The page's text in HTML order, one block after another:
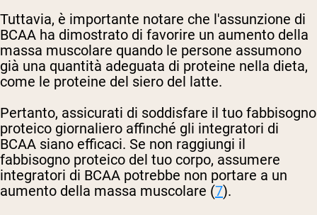
Tuttavia, è importante notare che l'assunzione di
BCAA ha dimostrato di favorire un aumento della
massa muscolare quando le persone assumono
già una quantità adeguata di proteine nella dieta,
come le proteine del siero del latte.
Pertanto, assicurati di soddisfare il tuo fabbisogno
proteico giornaliero affinché gli integratori di
BCAA siano efficaci. Se non raggiungi il
fabbisogno proteico del tuo corpo, assumere
integratori di BCAA potrebbe non portare a un
aumento della massa muscolare (7).